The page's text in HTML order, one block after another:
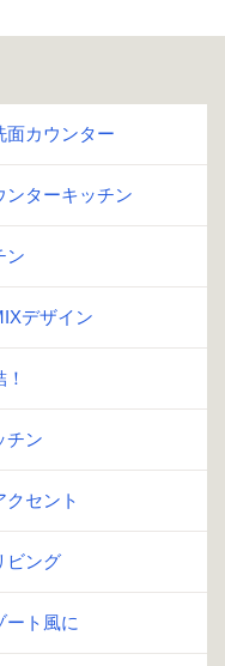
面カウンター
ンターキッチン
ン
デザイン
チン
セント
ビング
ート風に